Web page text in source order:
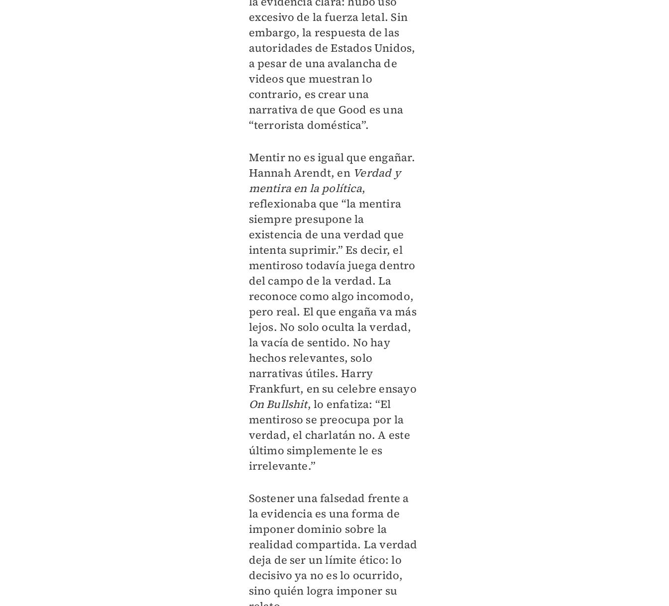
excesivo de la fuerza letal. Sin
embargo, la respuesta de las
autoridades de Estados Unidos,
a pesar de una avalancha de
videos que muestran lo
contrario, es crear una
narrativa de que Good es una
“terrorista doméstica”.
Mentir no es igual que engañar.
Hannah Arendt, en Verdad y
mentira en la política,
reflexionaba que “la mentira
siempre presupone la
existencia de una verdad que
intenta suprimir.” Es decir, el
mentiroso todavía juega dentro
del campo de la verdad. La
reconoce como algo incomodo,
pero real. El que engaña va más
lejos. No solo oculta la verdad,
la vacía de sentido. No hay
hechos relevantes, solo
narrativas útiles. Harry
Frankfurt, en su celebre ensayo
On Bullshit, lo enfatiza: “El
mentiroso se preocupa por la
verdad, el charlatán no. A este
último simplemente le es
irrelevante.”
Sostener una falsedad frente a
la evidencia es una forma de
imponer dominio sobre la
realidad compartida. La verdad
deja de ser un límite ético: lo
decisivo ya no es lo ocurrido,
sino quién logra imponer su